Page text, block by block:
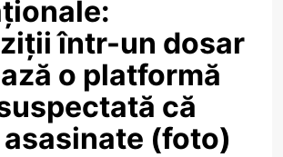
într-un dosar
o platformă
că
(foto)